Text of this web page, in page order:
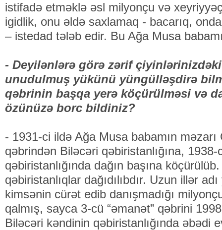
istifadə etməklə əsl milyonçu və
igidlik, onu əldə saxlamaq - bacarıq,
– istedad tələb edir. Bu Ağa Musa
- Deyilənlərə görə zərif
unudulmuş yükünü yüngülləşdirə
qəbrinin başqa yerə köçürülməsi və
özünüzə borc bildiniz?
- 1931-ci ildə Ağa Musa babamın
qəbrindən Biləcəri qəbiristanlığına,
qəbiristanlığında dağın başına
qəbiristanlıqlar dağıdılıbdır. Uzun illər
kimsənin cürət edib danışmadığı
qalmış, sayca 3-cü “əmanət” qəbrini
Biləcəri kəndinin qəbiristanlığında əbədi